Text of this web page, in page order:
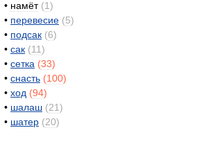
• намёт (1)
• перевесие (5)
• подсак (6)
• сак (11)
• сетка (33)
• снасть (100)
• ход (94)
• шалаш (21)
• шатер (20)